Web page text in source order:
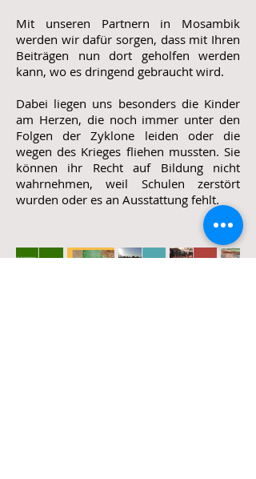
Mit unseren Partnern in Mosambik
werden wir dafür sorgen, dass mit Ihren
Beiträgen nun dort geholfen werden
kann, wo es dringend gebraucht wird.
Dabei liegen uns besonders die Kinder
am Herzen, die noch immer unter den
Folgen der Zyklone leiden oder die
wegen des Krieges fliehen mussten. Sie
können ihr Recht auf Bildung nicht
wahrnehmen, weil Schulen zerstört
wurden oder es an Ausstattung fehlt.